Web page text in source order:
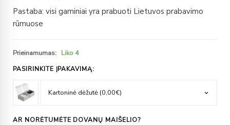
Pastaba: visi gaminiai yra prabuoti Lietuvos prabavimo
rūmuose
Prieinamumas: Liko 4
PASIRINKITE ĮPAKAVIMĄ:
AR NORĖTUMĖTE DOVANŲ MAIŠELIO?